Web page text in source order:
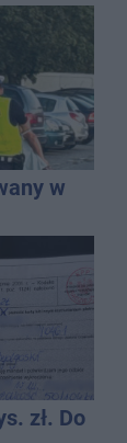
w
zł. Do